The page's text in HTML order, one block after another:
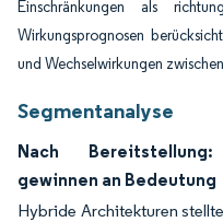
Einschränkungen als
Wirkungsprognosen
und Wechselwirkungen
Segmentanalyse
Nach
gewinnen an Bedeutung
Hybride Architekturen